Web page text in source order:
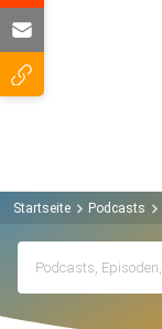
Startseite Podcasts